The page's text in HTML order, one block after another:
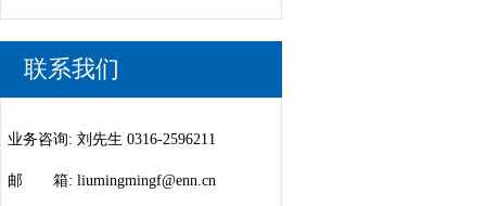
联系我们
业务咨询: 刘先生 0316-2596211
邮 箱: liumingmingf@enn.cn